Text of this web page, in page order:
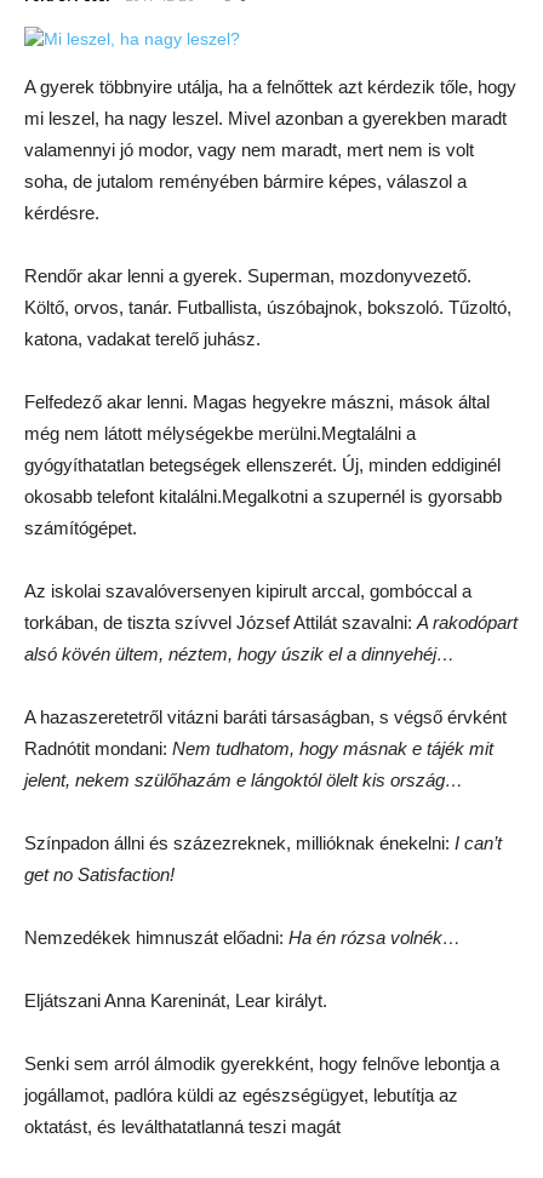
A gyerek többnyire utálja, ha a felnőttek azt kérdezik tőle, hogy
mi leszel, ha nagy leszel. Mivel azonban a gyerekben maradt
valamennyi jó modor, vagy nem maradt, mert nem is volt
soha, de jutalom reményében bármire képes, válaszol a
kérdésre.
Rendőr akar lenni a gyerek. Superman, mozdonyvezető.
Költő, orvos, tanár. Futballista, úszóbajnok, bokszoló. Tűzoltó,
katona, vadakat terelő juhász.
Felfedező akar lenni. Magas hegyekre mászni, mások által
még nem látott mélységekbe merülni.Megtalálni a
gyógyíthatatlan betegségek ellenszerét. Új, minden eddiginél
okosabb telefont kitalálni.Megalkotni a szupernél is gyorsabb
számítógépet.
Az iskolai szavalóversenyen kipirult arccal, gombóccal a
torkában, de tiszta szívvel József Attilát szavalni: A rakodópart
alsó kövén ültem, néztem, hogy úszik el a dinnyehéj…
A hazaszeretetről vitázni baráti társaságban, s végső érvként
Radnótit mondani: Nem tudhatom, hogy másnak e tájék mit
jelent, nekem szülőhazám e lángoktól ölelt kis ország…
Színpadon állni és százezreknek, millióknak énekelni: I can’t
get no Satisfaction!
Nemzedékek himnuszát előadni: Ha én rózsa volnék…
Eljátszani Anna Kareninát, Lear királyt.
Senki sem arról álmodik gyerekként, hogy felnőve lebontja a
jogállamot, padlóra küldi az egészségügyet, lebutítja az
oktatást, és leválthatatlanná teszi magát